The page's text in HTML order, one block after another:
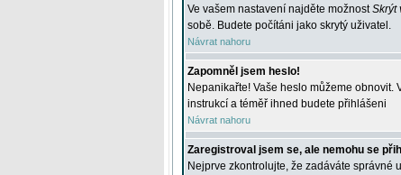
Ve vašem nastavení najděte možnostSkrýt
sobě. Budete počítáni jako skrytý uživatel.
Návrat nahoru
Zapomněl jsem heslo!
Nepanikařte! Vaše heslo můžeme
instrukcí a téměř ihned budete přihlášeni
Návrat nahoru
Zaregistroval jsem se, ale nemohu se
Nejprve zkontrolujte, že zadáváte